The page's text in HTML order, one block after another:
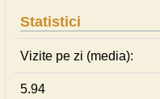
Statistici
Vizite pe zi (media):
5.94